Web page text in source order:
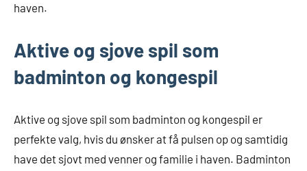
haven.
Aktive og sjove spil som
badminton og kongespil
Aktive og sjove spil som badminton og kongespil er
perfekte valg, hvis du ønsker at få pulsen op og samtidig
have det sjovt med venner og familie i haven. Badminton